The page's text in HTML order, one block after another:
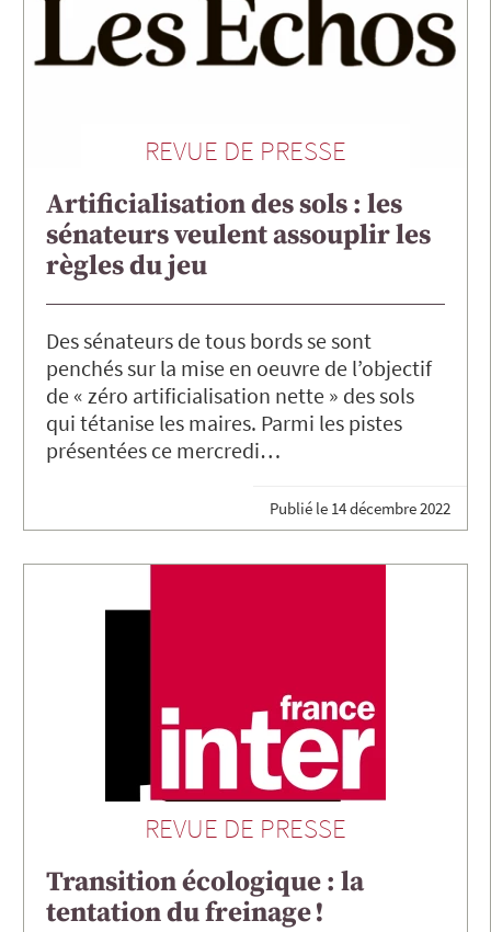
REVUE DE PRESSE
Artificialisation des sols : les
sénateurs veulent assouplir les
règles du jeu
Des sénateurs de tous bords se sont
penchés sur la mise en oeuvre de l’objectif
de « zéro artificialisation nette » des sols
qui tétanise les maires. Parmi les pistes
présentées ce mercredi…
Publié le 14 décembre 2022
REVUE DE PRESSE
Transition écologique : la
tentation du freinage !